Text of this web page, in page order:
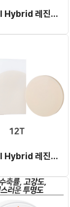
NT Mill Hybrid 레진 블록 08T
NT Mill Hybrid 레진 블록 12T